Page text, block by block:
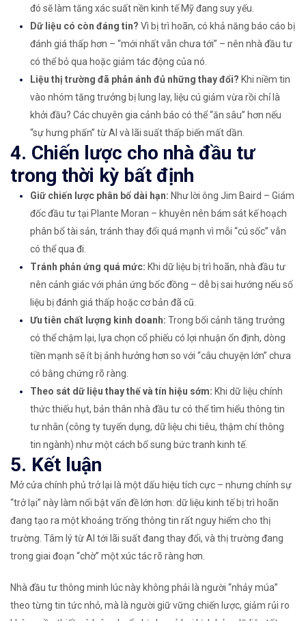
đó sẽ làm tăng xác suất nền kinh tế Mỹ đang suy yếu.
Dữ liệu có còn đáng tin? Vì bị trì hoãn, có khả năng báo cáo bị
đánh giá thấp hơn – “mới nhất vẫn chưa tới” – nên nhà đầu tư
có thể bỏ qua hoặc giảm tác động của nó.
Liệu thị trường đã phản ánh đủ những thay đổi? Khi niềm tin
vào nhóm tăng trưởng bị lung lay, liệu cú giảm vừa rồi chỉ là
khởi đầu? Các chuyên gia cảnh báo có thể “ăn sâu” hơn nếu
“sự hưng phấn” từ AI và lãi suất thấp biến mất dần.
4. Chiến lược cho nhà đầu tư
trong thời kỳ bất định
Giữ chiến lược phân bổ dài hạn: Như lời ông Jim Baird – Giám
đốc đầu tư tại Plante Moran – khuyên nên bám sát kế hoạch
phân bổ tài sản, tránh thay đổi quá mạnh vì mỗi “cú sốc” vẫn
có thể qua đi.
Tránh phản ứng quá mức: Khi dữ liệu bị trì hoãn, nhà đầu tư
nên cảnh giác với phản ứng bốc đồng – dễ bị sai hướng nếu số
liệu bị đánh giá thấp hoặc cơ bản đã cũ.
Ưu tiên chất lượng kinh doanh: Trong bối cảnh tăng trưởng
có thể chậm lại, lựa chọn cổ phiếu có lợi nhuận ổn định, dòng
tiền mạnh sẽ ít bị ảnh hưởng hơn so với “câu chuyện lớn” chưa
có bằng chứng rõ ràng.
Theo sát dữ liệu thay thế và tín hiệu sớm: Khi dữ liệu chính
thức thiếu hụt, bản thân nhà đầu tư có thể tìm hiểu thông tin
tư nhân (công ty tuyển dụng, dữ liệu chi tiêu, thậm chí thông
tin ngành) như một cách bổ sung bức tranh kinh tế.
5. Kết luận
Mở cửa chính phủ trở lại là một dấu hiệu tích cực – nhưng chính sự
“trở lại” này làm nổi bật vấn đề lớn hơn: dữ liệu kinh tế bị trì hoãn
đang tạo ra một khoảng trống thông tin rất nguy hiểm cho thị
trường. Tâm lý từ AI tới lãi suất đang thay đổi, và thị trường đang
trong giai đoạn “chờ” một xúc tác rõ ràng hơn.
Nhà đầu tư thông minh lúc này không phải là người “nhảy múa”
theo từng tin tức nhỏ, mà là người giữ vững chiến lược, giảm rủi ro